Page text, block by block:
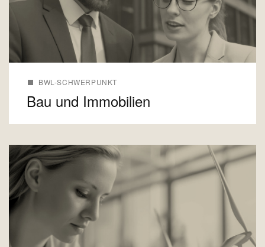
BWL-SCHWERPUNKT
Bau und Immobilien